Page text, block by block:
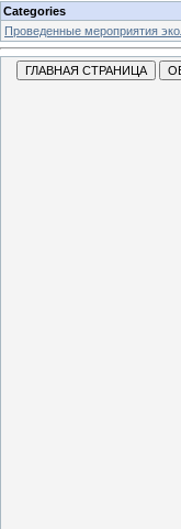
Categories
Проведенные мероприятия